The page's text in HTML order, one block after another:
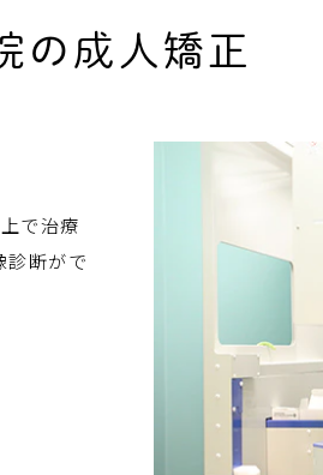
の成人矯正
で治療
診断がで